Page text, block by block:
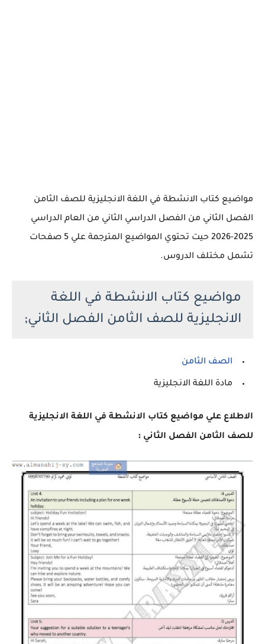
مواضيع كتاب الانشطة في اللغة الانجليزية للصف الثامن
الفصل الثاني من الفصل الدراسي الثاني من العام الدراسي
2025-2026 حيت تحتوي المواضيع المترجمة علي 5 صفحات
تشمل مختلف الدروس.
مواضيع كتاب الانشطة في اللغة
الانجليزية للصف الثامن الفصل الثاني;
الصف الثامن
مادة اللغة الانجليزية
الاطلاع علي مواضيع كتاب الانشطة في اللغة الانجليزية
للصف الثامن الفصل الثاني :